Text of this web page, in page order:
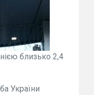
близько 2,4
України